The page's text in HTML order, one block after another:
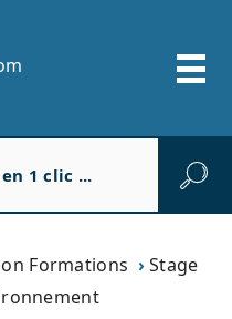
Formations
Stage